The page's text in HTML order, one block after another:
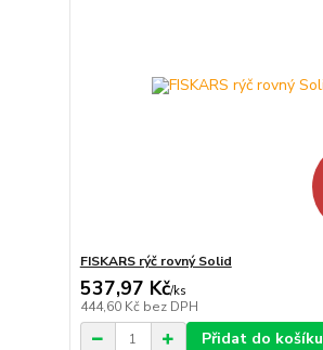
FISKARS rýč rovný Solid
537,97 Kč/ks
444,60 Kč bez DPH
Přidat do košíku